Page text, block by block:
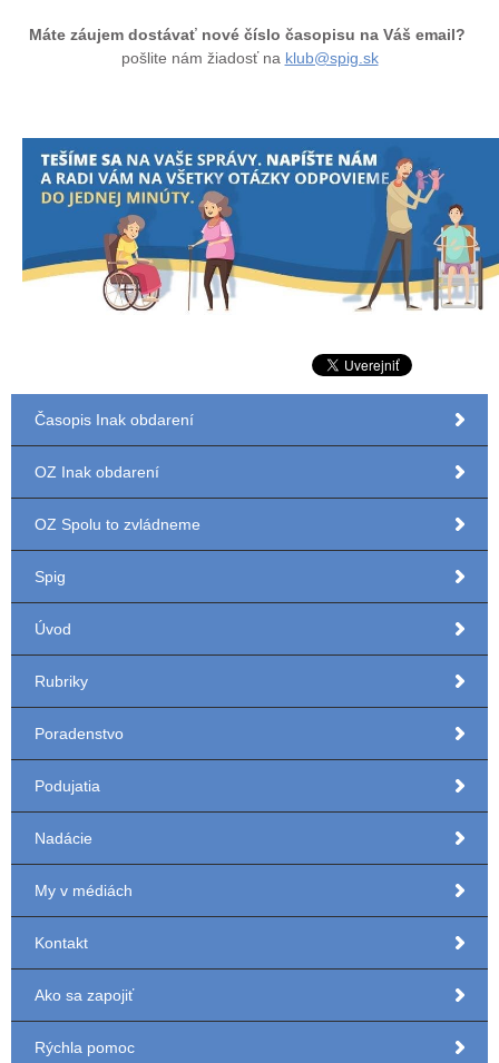
Máte záujem dostávať nové číslo časopisu na Váš email?
pošlite nám žiadosť na klub@spig.sk
Časopis Inak obdarení
OZ Inak obdarení
OZ Spolu to zvládneme
Spig
Úvod
Rubriky
Poradenstvo
Podujatia
Nadácie
My v médiách
Kontakt
Ako sa zapojiť
Rýchla pomoc